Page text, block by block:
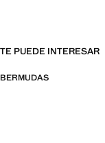
TE PUEDE INTERESAR
BERMUDAS